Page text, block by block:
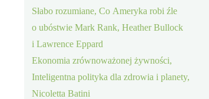
Słabo rozumiane, Co Ameryka robi źle
o ubóstwie Mark Rank, Heather Bullock
i Lawrence Eppard
Ekonomia zrównoważonej żywności,
Inteligentna polityka dla zdrowia i planety,
Nicoletta Batini